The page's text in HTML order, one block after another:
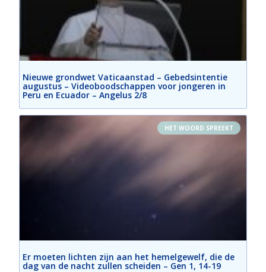
Nieuwe grondwet Vaticaanstad – Gebedsintentie
augustus – Videoboodschappen voor jongeren in
Peru en Ecuador – Angelus 2/8
HET WOORD SPREEKT
Er moeten lichten zijn aan het hemelgewelf, die de
dag van de nacht zullen scheiden – Gen 1, 14-19